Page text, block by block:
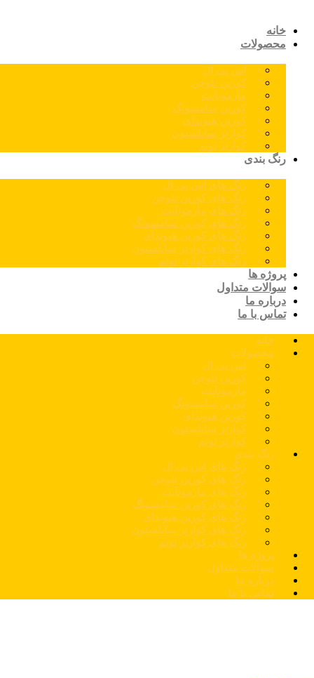
خانه
محصولات
اس پی ال
کورین نئوجن
مارمونایت
کورین سامسونگ
کورین هیوندای
کوارتز سایلستون
کوارتز توتم
رنگ بندی
رنگ های اس پی ال
رنگ های کورین نئوجن
رنگ های مارمونایت
رنگ های کورین سامسونگ
رنگ های کورین هیوندای
رنگ های کوارتز سایلستون
رنگ های کوارتز توتم
پروژه ها
سوالات متداول
درباره ما
تماس با ما
خانه
محصولات
اس پی ال
کورین نئوجن
مارمونایت
کورین سامسونگ
کورین هیوندای
کوارتز سایلستون
کوارتز توتم
رنگ بندی
رنگ های اس پی ال
رنگ های کورین نئوجن
رنگ های مارمونایت
رنگ های کورین سامسونگ
رنگ های کورین هیوندای
رنگ های کوارتز سایلستون
رنگ های کوارتز توتم
پروژه ها
سوالات متداول
درباره ما
تماس با ما